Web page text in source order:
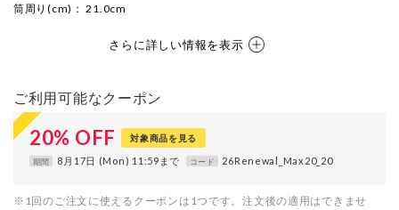
筒周り(cm) ： 21.0cm
さらに詳しい情報を表示
ご利用可能なクーポン
20% OFF 対象商品を見る
期間 8月17日 (Mon) 11:59まで コード 26Renewal_Max20_20
※1回のご注文に使えるクーポンは1つです。注文後の適用はできませ